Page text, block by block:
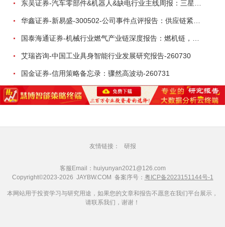
艾瑞咨询-中国工业具身智能行业发展研究报告-260730
国金证券-信用策略备忘录：骤然高波动-260731
友情链接： 研报
客服Email：huiyunyan2021@126.com
Copyright©2023-2026 JAYBW.COM 备案序号： 粤ICP备2023151144号-1
本网站用于投资学习与研究用途，如果您的文章和报告不愿意在我们平台展示，
请联系我们，谢谢！